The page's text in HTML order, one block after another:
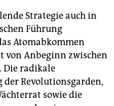
Strategie auch in
Führung
Atomabkommen
von Anbeginn zwischen
Die radikale
Revolutionsgarden,
sowie die